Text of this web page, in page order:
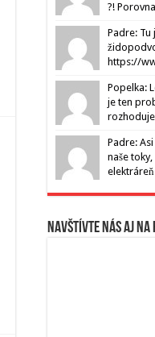
?!
Padre: Tu
https://
Popelka:
je ten
Padre:
naše
Navštívte nás aj na